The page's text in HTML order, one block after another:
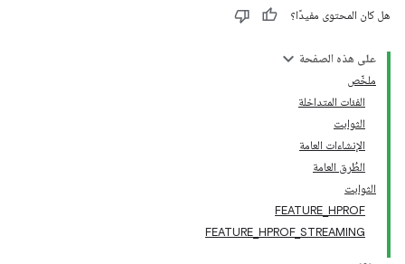
هل كان المحتوى مفيدًا؟
على هذه الصفحة
ملخّص
الفئات المتداخلة
الثوابت
الإنشاءات العامة
الطُرق العامة
الثوابت
FEATURE_HPROF
FEATURE_HPROF_STREAMING